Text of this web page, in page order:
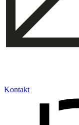
Kontakt